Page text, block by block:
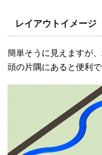
レイアウトイメージ
簡単そうに見えますが
頭の片隅にあると便利で